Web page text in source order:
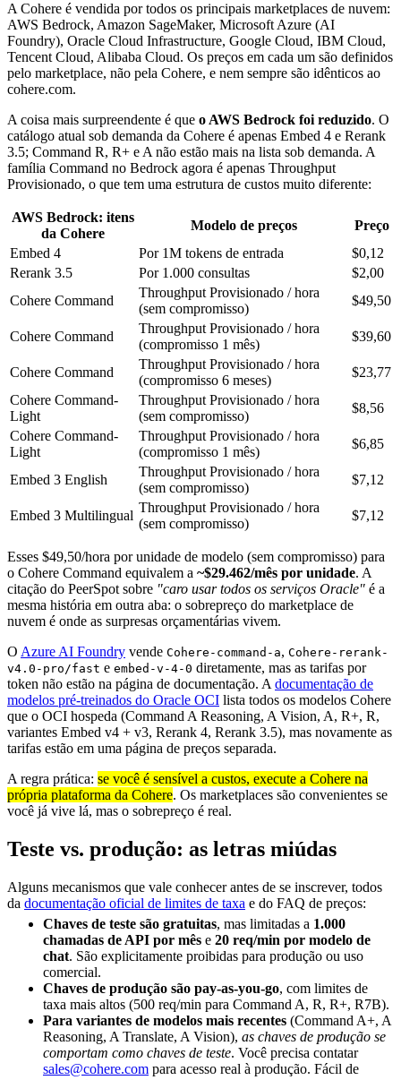
A Cohere é vendida por todos os principais marketplaces de nuvem:
AWS Bedrock, Amazon SageMaker, Microsoft Azure (AI
Foundry), Oracle Cloud Infrastructure, Google Cloud, IBM Cloud,
Tencent Cloud, Alibaba Cloud. Os preços em cada um são definidos
pelo marketplace, não pela Cohere, e nem sempre são idênticos ao
cohere.com.
A coisa mais surpreendente é que o AWS Bedrock foi reduzido. O
catálogo atual sob demanda da Cohere é apenas Embed 4 e Rerank
3.5; Command R, R+ e A não estão mais na lista sob demanda. A
família Command no Bedrock agora é apenas Throughput
Provisionado, o que tem uma estrutura de custos muito diferente:
AWS Bedrock: itens
da Cohere
Modelo de preços
Preço
Embed 4
Por 1M tokens de entrada
$0,12
Rerank 3.5
Por 1.000 consultas
$2,00
Cohere Command
Throughput Provisionado / hora
(sem compromisso)
$49,50
Cohere Command
Throughput Provisionado / hora
(compromisso 1 mês)
$39,60
Cohere Command
Throughput Provisionado / hora
(compromisso 6 meses)
$23,77
Cohere Command-
Light
Throughput Provisionado / hora
(sem compromisso)
$8,56
Cohere Command-
Light
Throughput Provisionado / hora
(compromisso 1 mês)
$6,85
Embed 3 English
Throughput Provisionado / hora
(sem compromisso)
$7,12
Embed 3 Multilingual
Throughput Provisionado / hora
(sem compromisso)
$7,12
Esses $49,50/hora por unidade de modelo (sem compromisso) para
o Cohere Command equivalem a ~$29.462/mês por unidade. A
citação do PeerSpot sobre "caro usar todos os serviços Oracle" é a
mesma história em outra aba: o sobrepreço do marketplace de
nuvem é onde as surpresas orçamentárias vivem.
O Azure AI Foundry vende Cohere-command-a, Cohere-rerank-
v4.0-pro/fast e embed-v-4-0 diretamente, mas as tarifas por
token não estão na página de documentação. A documentação de
modelos pré-treinados do Oracle OCI lista todos os modelos Cohere
que o OCI hospeda (Command A Reasoning, A Vision, A, R+, R,
variantes Embed v4 + v3, Rerank 4, Rerank 3.5), mas novamente as
tarifas estão em uma página de preços separada.
A regra prática: se você é sensível a custos, execute a Cohere na
própria plataforma da Cohere. Os marketplaces são convenientes se
você já vive lá, mas o sobrepreço é real.
Teste vs. produção: as letras miúdas
Alguns mecanismos que vale conhecer antes de se inscrever, todos
da documentação oficial de limites de taxa e do FAQ de preços:
Chaves de teste são gratuitas, mas limitadas a 1.000
chamadas de API por mês e 20 req/min por modelo de
chat. São explicitamente proibidas para produção ou uso
comercial.
Chaves de produção são pay-as-you-go, com limites de
taxa mais altos (500 req/min para Command A, R, R+, R7B).
Para variantes de modelos mais recentes (Command A+, A
Reasoning, A Translate, A Vision), as chaves de produção se
comportam como chaves de teste. Você precisa contatar
sales@cohere.com para acesso real à produção. Fácil de